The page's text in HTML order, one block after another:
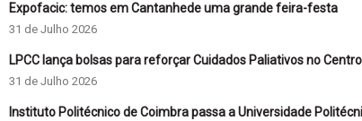
Expofacic: temos em Cantanhede uma grande feira-festa
31 de Julho 2026
LPCC lança bolsas para reforçar Cuidados Paliativos no Centro
31 de Julho 2026
Instituto Politécnico de Coimbra passa a Universidade